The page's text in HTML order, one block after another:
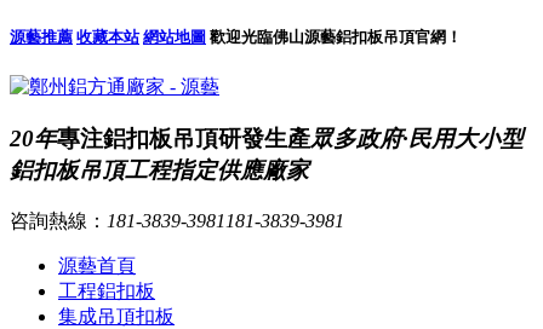
源藝推薦 收藏本站 網站地圖 歡迎光臨佛山源藝鋁扣板吊頂官網！
20年專注鋁扣板吊頂研發生產眾多政府·民用大小型
鋁扣板吊頂工程指定供應廠家
咨詢熱線： 181-3839-3981 181-3839-3981
源藝首頁
工程鋁扣板
集成吊頂扣板